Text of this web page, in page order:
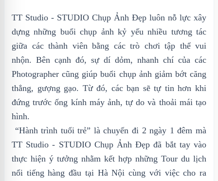
TT Studio - STUDIO Chụp Ảnh Đẹp luôn nỗ lực xây
dựng những buổi chụp ảnh kỷ yếu nhiều tương tác
giữa các thành viên bằng các trò chơi tập thể vui
nhộn. Bên cạnh đó, sự dí dỏm, nhanh chí của các
Photographer cũng giúp buổi chụp ảnh giảm bớt căng
thẳng, gượng gạo. Từ đó, các bạn sẽ tự tin hơn khi
đứng trước ống kính máy ảnh, tự do và thoải mái tạo
hình.
“Hành trình tuổi trẻ” là chuyến đi 2 ngày 1 đêm mà
TT Studio - STUDIO Chụp Ảnh Đẹp đã bắt tay vào
thực hiện ý tưởng nhằm kết hợp những Tour du lịch
nổi tiếng hàng đầu tại Hà Nội cùng với việc cho ra